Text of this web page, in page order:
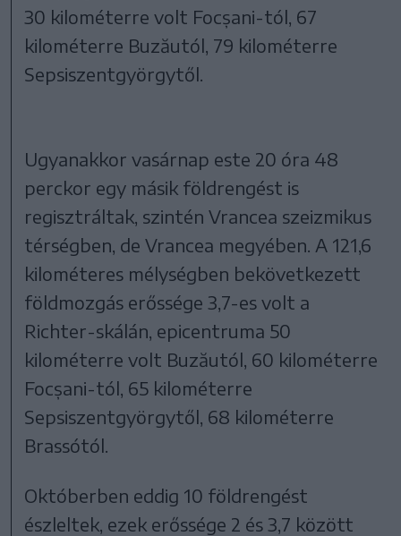
30 kilométerre volt Focșani-tól, 67
kilométerre Buzăutól, 79 kilométerre
Sepsiszentgyörgytől.
Ugyanakkor vasárnap este 20 óra 48
perckor egy másik földrengést is
regisztráltak, szintén Vrancea szeizmikus
térségben, de Vrancea megyében. A 121,6
kilométeres mélységben bekövetkezett
földmozgás erőssége 3,7-es volt a
Richter-skálán, epicentruma 50
kilométerre volt Buzăutól, 60 kilométerre
Focșani-tól, 65 kilométerre
Sepsiszentgyörgytől, 68 kilométerre
Brassótól.
Októberben eddig 10 földrengést
észleltek, ezek erőssége 2 és 3,7 között